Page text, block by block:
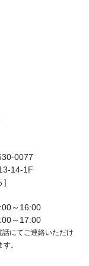
0077
14-1F
～16:00
17:00
にてご連絡いただけ
。